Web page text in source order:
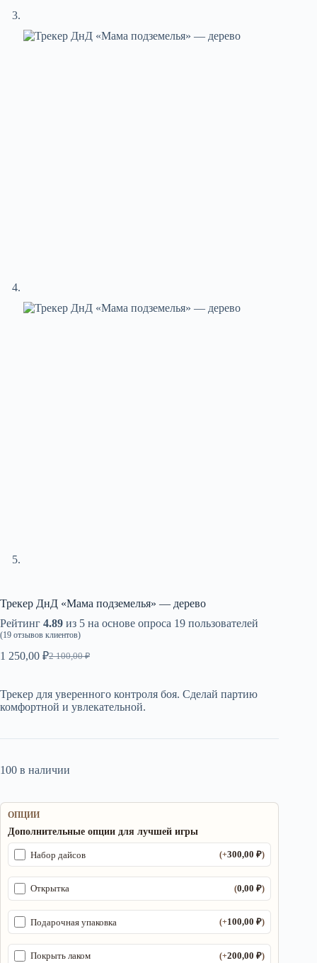
Трекер ДнД «Мама подземелья» — дерево
Рейтинг 4.89 из 5 на основе опроса 19 пользователей
(19 отзывов клиентов)
2 100,00₽
Первоначальная
2
100,00 ₽.
1 250,00 ₽
Текущая
250,00 ₽.
Трекер для уверенного контроля боя. Сделай партию
комфортной и увлекательной.
100 в наличии
ОПЦИИ
Дополнительные опции для лучшей игры
Набор дайсов (+300,00₽)
Открытка (0,00₽)
Подарочная упаковка (+100,00₽)
Покрыть лаком (+200,00₽)